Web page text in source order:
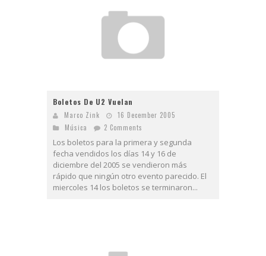
Boletos De U2 Vuelan
Marco Zink
16 December 2005
Música
2 Comments
Los boletos para la primera y segunda
fecha vendidos los días 14 y 16 de
diciembre del 2005 se vendieron más
rápido que ningún otro evento parecido. El
miercoles 14 los boletos se terminaron...